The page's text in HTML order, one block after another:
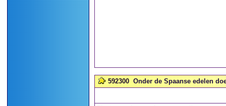
592300 Onder de Spaanse edelen